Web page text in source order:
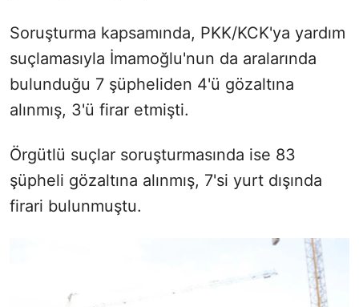
Soruşturma kapsamında, PKK/KCK'ya yardım
suçlamasıyla İmamoğlu'nun da aralarında
bulunduğu 7 şüpheliden 4'ü gözaltına
alınmış, 3'ü firar etmişti.
Örgütlü suçlar soruşturmasında ise 83
şüpheli gözaltına alınmış, 7'si yurt dışında
firari bulunmuştu.